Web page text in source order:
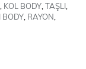
KOL BODY, TAŞLI,
BODY, RAYON